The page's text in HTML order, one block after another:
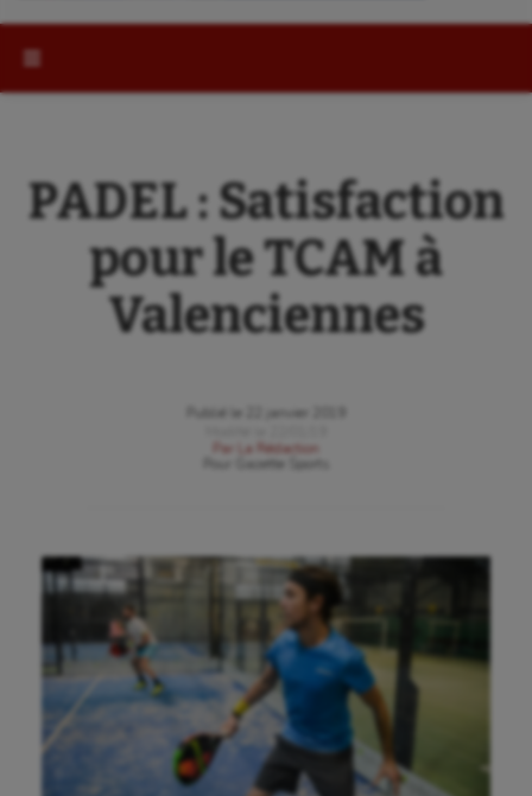
PADEL : Satisfaction
pour le TCAM à
Valenciennes
Publié le
22 janvier 2019
Par
La Rédaction
Gazette Sports